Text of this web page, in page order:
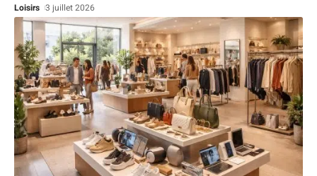
Loisirs 3 juillet 2026